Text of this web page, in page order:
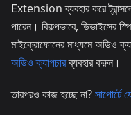
Extension ব্যবহার করে
পারেন। বিকল্পভাবে, ডিভাইসের
মাইক্রোফোনের মাধ্যমে অডিও
অডিও ক্যাপচারব্যবহার করুন।
তারপরও কাজ হচ্ছে না?সাপোর্টে